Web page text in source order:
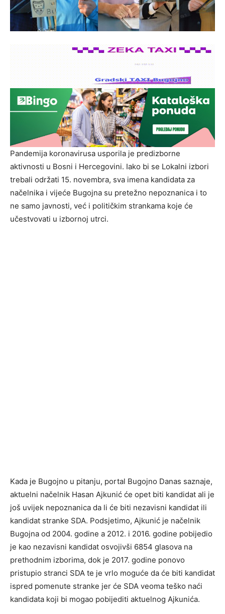
Pandemija koronavirusa usporila je predizborne
aktivnosti u Bosni i Hercegovini. Iako bi se Lokalni izbori
trebali održati 15. novembra, sva imena kandidata za
načelnika i vijeće Bugojna su pretežno nepoznanica i to
ne samo javnosti, već i političkim strankama koje će
učestvovati u izbornoj utrci.
Kada je Bugojno u pitanju, portal Bugojno Danas saznaje,
aktuelni načelnik Hasan Ajkunić će opet biti kandidat ali je
još uvijek nepoznanica da li će biti nezavisni kandidat ili
kandidat stranke SDA. Podsjetimo, Ajkunić je načelnik
Bugojna od 2004. godine a 2012. i 2016. godine pobijedio
je kao nezavisni kandidat osvojivši 6854 glasova na
prethodnim izborima, dok je 2017. godine ponovo
pristupio stranci SDA te je vrlo moguće da će biti kandidat
ispred pomenute stranke jer će SDA veoma teško naći
kandidata koji bi mogao pobijediti aktuelnog Ajkunića.